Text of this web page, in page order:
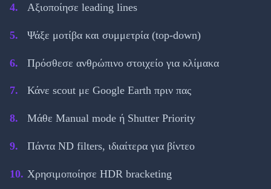
Αξιοποίησε leading lines
Ψάξε μοτίβα και συμμετρία (top-down)
Πρόσθεσε ανθρώπινο στοιχείο για κλίμακα
Κάνε scout με Google Earth πριν πας
Μάθε Manual mode ή Shutter Priority
Πάντα ND filters, ιδιαίτερα για βίντεο
Χρησιμοποίησε HDR bracketing